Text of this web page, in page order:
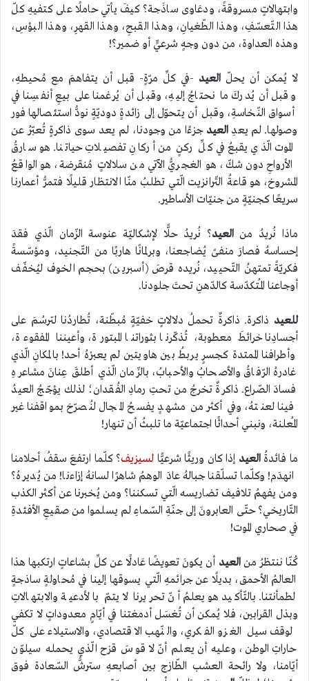
وابتهالاتٍ مسروقةً، ودعَاوى ساذَجة؟ كيفَ يأتي حاملًا على كتفيهِ كلّ
هذا التّعسّفِ، وهذا الطّغيانِ، وهذا القبحِ، وهذا القهرِ، وهذا البؤسِ،
وهذه العداوة، من دون وجهٍ شرعيٍّ أو ضمير؟!
لا يُمكن أن يحلّ العيد -في كلِّ مرّةٍ- قبل أن يتفاهمَ مع مُحيطهِ،
وقبل أن يُدركَ ما نحتاجُ إليهِ، وقبل أن يُرغمنا على بيعِ أنفسِنا في
أسواق النّخاسةِ، وقبل أن يتحوّل إلى زائدةٍ دوديّةٍ نودُّ استئصالها فور
وصولها. لم يعدِ العيد جزءًا من وجودنا، لم يعد سوى ذاكرةٍ تُعبّرُ عن
الموت الّذي يقبعُ في كلِّ ركنٍ من أركانِ تفصيلاتِ حياتنا. هو سارقُ
الأرواحِ دون شكّ، هو الغجريُّ الآتي من سلالاتٍ مُنقرضة، هو الواقعُ
المشروخ، هو قاعةُ التّرانزيت الّتي تطلبُ منّا الانتظار قليلًا فتمرُّ أعمارنا
سريعًا كجنيّةٍ من جنيّات الأساطير.
ماذا نُريدُ منالعيد؟ نُريدُ حلًّا لإشكاليّة عنوسة الزّمان الّذي فقدَ
إحساسهُ فصارَ منفىً يُضاجعنا، وبرلمانًا هاربًا من التّجنيد، ومؤسّسةً
فكريّةً تمتهنُ التّحييد، نُريده قرصَ (أسبرين) بحجم الخوف ليُخفّف
أوجاعنا المُـتكدّسة كالدّهنِ تحتَ جلودنا.
للعيد ذاكرة. ذاكرةٌ تحملُ دلالاتٍ خفيّةٍ مُبطّنة، تُطاردُنا لترسُمَ على
أجسادِنا خرائطَ معطوبة، تُذكّرنا بثوراتنا المبتورة، وأعيننا المفقوءة،
وأطرافنا الممتدة كجسرٍ يربطُ بين هاويتين لم يعبرْهُ أحد! بالمكانِ الّذي
غادرهُ الرّفاقُ والأصحابُ والأحبابُ، بالزّمان الّذي أطلقَ عِنانَ مشاعرهِ
فسادَ الصّراع. ذاكرةٌ تخرجُ من تحتِ رمادِ الفُقدان؛ لذلك يؤجّجُ العيدُ
فينا لعنتهُ، وفي أكثر من مشهدٍ يفسحُ المجال لنُصرّحَ بمواقفنا غير
المُعلنة، ونبني أحداثًا اجتماعيّة ما تلبثُ أن تنهار!
ما فائدةُالعيد إذا كان وريثًا شرعيًّا لسيزيف؟ كلّما ارتفعَ سقفُ أحلامنا
انهدَم! وكلّما تسلّقنا جبالهُ عادَ الوهمُ شاهرًا لسانهُ إزاءنا! من يُديرهُ؟
ومن يفهمُ تلافيف تضاريسه الّتي تسكننا؟ ومن يُخبرنا عن أكثر الكذب
التّاريخي؟ حتّى العابرونَ إلى جنّةِ السّماءِ لم يسلموا من صقيعِ الأفئدةِ
في صحاري الموت!
كُنّا ننتظرُ منالعيد أن يكونَ تعويضًا عَادلًا عن كلِّ بشاعاتٍ ارتكبها هذا
العالمُ الأحمق، بديلًا عن جرائمهِ الّتي يسوقها إلينا في مُحاولةٍ ساذجةٍ
لطمأنتنا. بالتّأكيد هو يعلمُ أنّ تحريرنا لا يتمّ بالأدعية والابتهالاتِ
وبذل القرابين، فلا يُمكن أن تُغسَل أدمغتنا في أيّامٍ معدوداتٍ لا تكفي
لوقف سيل الغزو الفكري، والنّهب الاقتصادي، والاستيلاء على كلّ
حاراتِ الوطن، وعليه أن يعلم أنّ لا قوسَ قزح الّذي يحمله سيلوّن
أيّامنا، ولا رائحة العشب الطّازج بين أصابعهِ سترشُّ السّعادة فوق